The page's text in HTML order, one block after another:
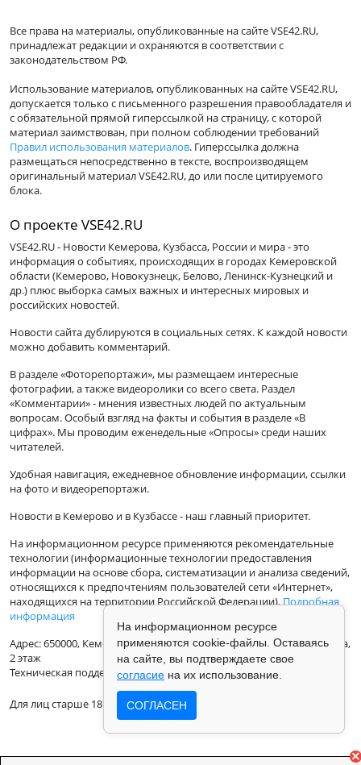
Все права на материалы, опубликованные на сайте VSE42.RU,
принадлежат редакции и охраняются в соответствии с
законодательством РФ.
Использование материалов, опубликованных на сайте VSE42.RU,
допускается только с письменного разрешения правообладателя и
с обязательной прямой гиперссылкой на страницу, с которой
материал заимствован, при полном соблюдении требований
Правил использования материалов. Гиперссылка должна
размещаться непосредственно в тексте, воспроизводящем
оригинальный материал VSE42.RU, до или после цитируемого
блока.
О проекте VSE42.RU
VSE42.RU - Новости Кемерова, Кузбасса, России и мира - это
информация о событиях, происходящих в городах Кемеровской
области (Кемерово, Новокузнецк, Белово, Ленинск-Кузнецкий и
др.) плюс выборка самых важных и интересных мировых и
российских новостей.
Новости сайта дублируются в социальных сетях. К каждой новости
можно добавить комментарий.
В разделе «Фоторепортажи», мы размещаем интересные
фотографии, а также видеоролики со всего света. Раздел
«Комментарии» - мнения известных людей по актуальным
вопросам. Особый взгляд на факты и события в разделе «В
цифрах». Мы проводим еженедельные «Опросы» среди наших
читателей.
Удобная навигация, ежедневное обновление информации, ссылки
на фото и видеорепортажи.
Новости в Кемерово и в Кузбассе - наш главный приоритет.
На информационном ресурсе применяются рекомендательные
технологии (информационные технологии предоставления
информации на основе сбора, систематизации и анализа сведений,
относящихся к предпочтениям пользователей сети «Интернет»,
находящихся на территории Российской Федерации).Подробная
информация
Адрес: 650000, Кемеровская Область, г.Кемерово, ул.Кузбасская 33а,
2 этаж
Техническая поддержка: support@vse42.ru
Для лиц старше 18 лет.
На информационном ресурсе
применяются cookie-файлы. Оставаясь
на сайте, вы подтверждаете свое
согласие на их использование.
СОГЛАСЕН